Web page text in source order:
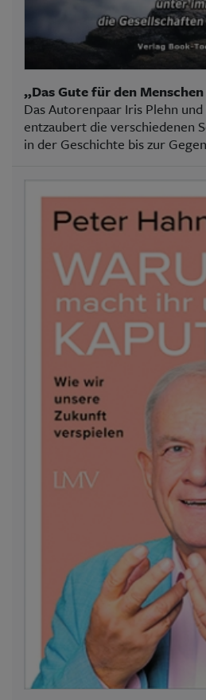
„Das Gute für den
Das Autorenpaar Iris Plehn
entzaubert die verschiedenen
in der Geschichte bis zur